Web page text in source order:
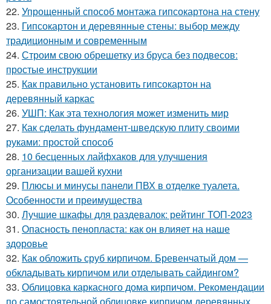
22. Упрощенный способ монтажа гипсокартона на стену
23. Гипсокартон и деревянные стены: выбор между
традиционным и современным
24. Строим свою обрешетку из бруса без подвесов:
простые инструкции
25. Как правильно установить гипсокартон на
деревянный каркас
26. УШП: Как эта технология может изменить мир
27. Как сделать фундамент-шведскую плиту своими
руками: простой способ
28. 10 бесценных лайфхаков для улучшения
организации вашей кухни
29. Плюсы и минусы панели ПВХ в отделке туалета.
Особенности и преимущества
30. Лучшие шкафы для раздевалок: рейтинг ТОП-2023
31. Опасность пенопласта: как он влияет на наше
здоровье
32. Как обложить сруб кирпичом. Бревенчатый дом —
обкладывать кирпичом или отделывать сайдингом?
33. Облицовка каркасного дома кирпичом. Рекомендации